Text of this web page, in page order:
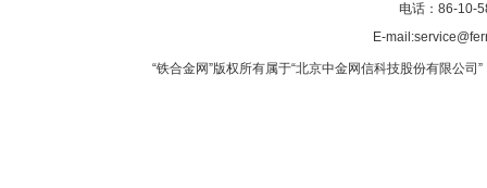
电话：86-10-
E-
“铁合金网”版权所有属于“北京中金网信科技股份有限公司